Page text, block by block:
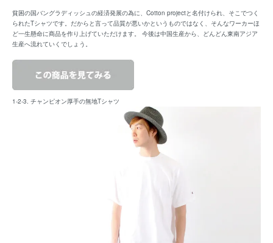
貧困の国バングラディッシュの経済発展の為に、Cotton projectと名付けられ、そこでつく
られたTシャツです。だからと言って品質が悪いかというものではなく、そんなワーカーほ
ど一生懸命に商品を作り上げていただけます。 今後は中国生産から、どんどん東南アジア
生産へ流れていくでしょう。
1-2-3. チャンピオン厚手の無地Tシャツ